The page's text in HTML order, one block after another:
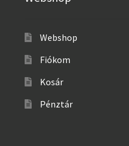
Webshop
Fiókom
Kosár
Pénztár